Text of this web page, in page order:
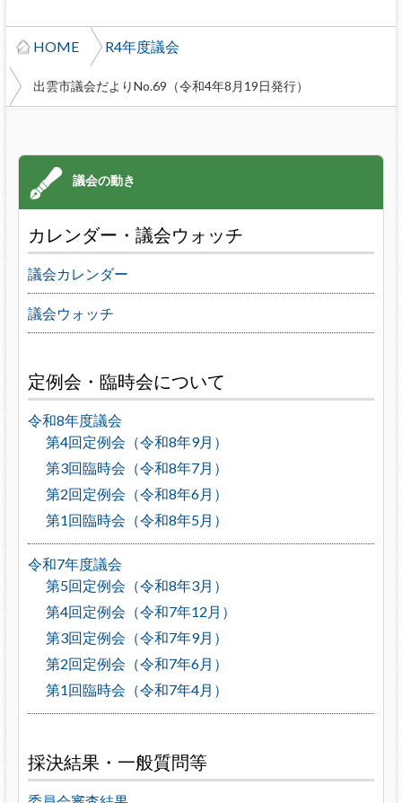
HOME R4年度議会
出雲市議会だよりNo.69（令和4年8月19日発行）
カレンダー・議会ウォッチ
議会カレンダー
議会ウォッチ
定例会・臨時会について
令和8年度議会
第4回定例会（令和8年9月）
第3回臨時会（令和8年7月）
第2回定例会（令和8年6月）
第1回臨時会（令和8年5月）
令和7年度議会
第5回定例会（令和8年3月）
第4回定例会（令和7年12月）
第3回定例会（令和7年9月）
第2回定例会（令和7年6月）
第1回臨時会（令和7年4月）
採決結果・一般質問等